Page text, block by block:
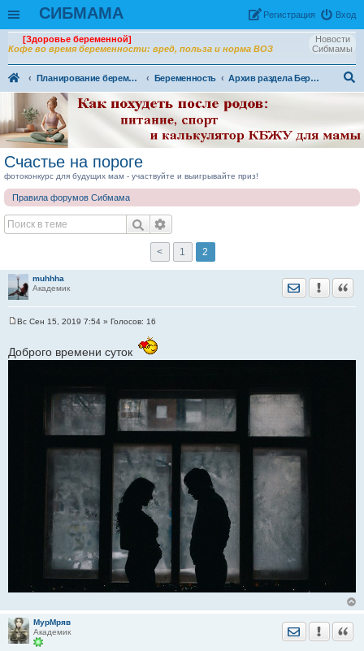
СИБМАМА Вход
Рeгиcтpaция
Новости
Сибмамы
[Здоровье беременной]
Кофе во время беременности: вред, польза и норма ВОЗ
Планирование беременности. Беременность и роды. Беременность
Архив раздела Беременность
Счастье на пороге
фотоконкурс для будущих мам - участвуйте и выигрывайте приз!
Правила форумов Сибмама
< 1 2
muhhha
Академик
Отправить
о
б
Вс Сен 15, 2019 7:54 » Голосов: 16
Доброго времени суток
МурМряв
Академик
Отправить